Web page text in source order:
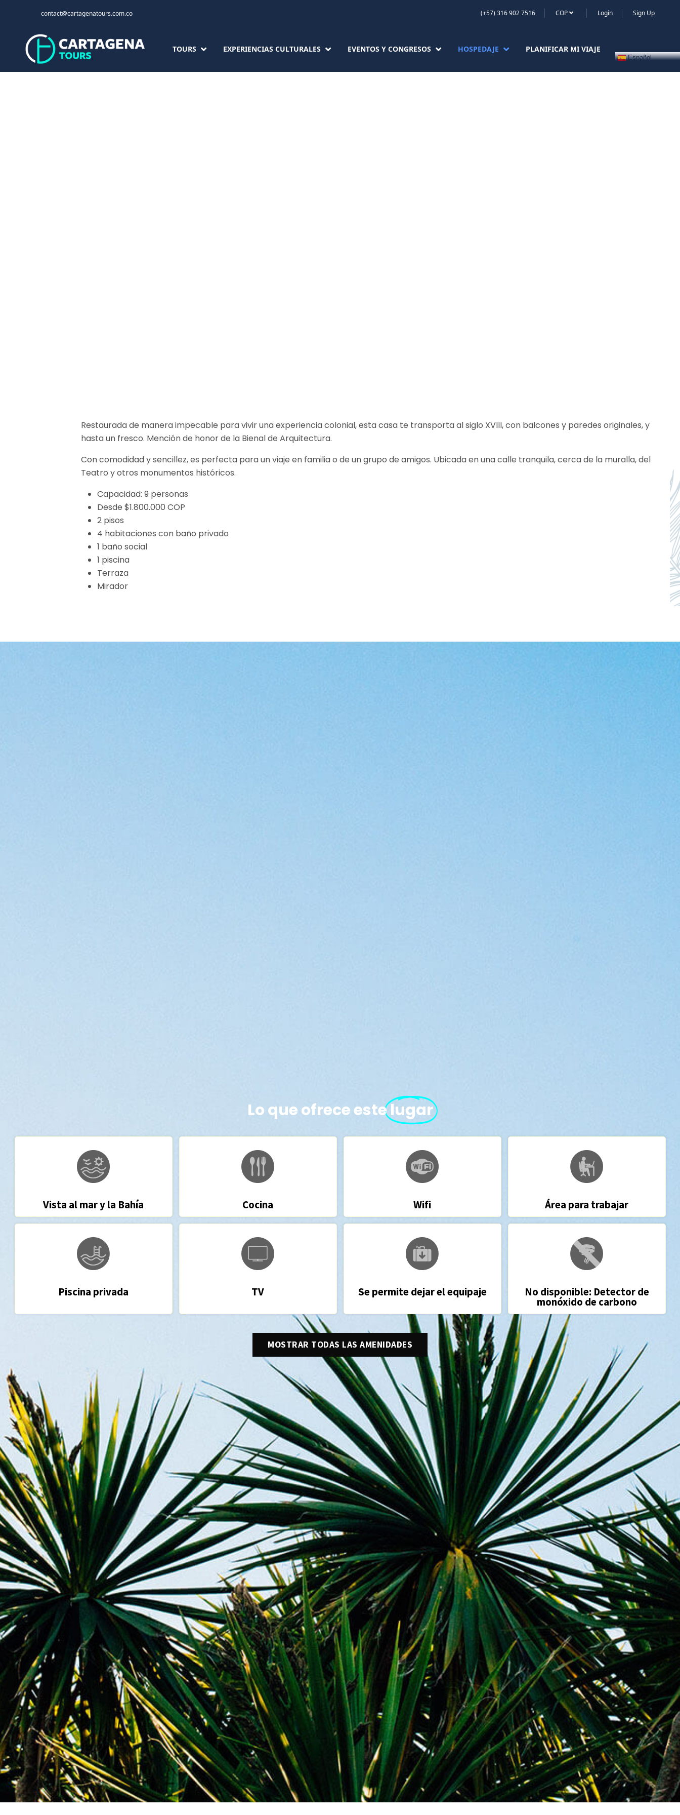
contact@cartagenatours.com.co (+57) 316 902 7516 COP Login Sign Up
TOURS EXPERIENCIAS CULTURALES EVENTOS Y CONGRESOS HOSPEDAJE PLANIFICAR MI VIAJE
Español
Restaurada de manera impecable para vivir una experiencia colonial, esta casa te transporta al siglo XVIII, con balcones y paredes originales, y
hasta un fresco. Mención de honor de la Bienal de Arquitectura.
Con comodidad y sencillez, es perfecta para un viaje en familia o de un grupo de amigos. Ubicada en una calle tranquila, cerca de la muralla, del
Teatro y otros monumentos históricos.
Capacidad: 9 personas
Desde $1.800.000 COP
2 pisos
4 habitaciones con baño privado
1 baño social
1 piscina
Terraza
Mirador
Lo que ofrece estelugar
Vista al mar y la Bahía Cocina Wifi Área para trabajar
Piscina privada TV Se permite dejar el equipaje No disponible: Detector de
monóxido de carbono
MOSTRAR TODAS LAS AMENIDADES